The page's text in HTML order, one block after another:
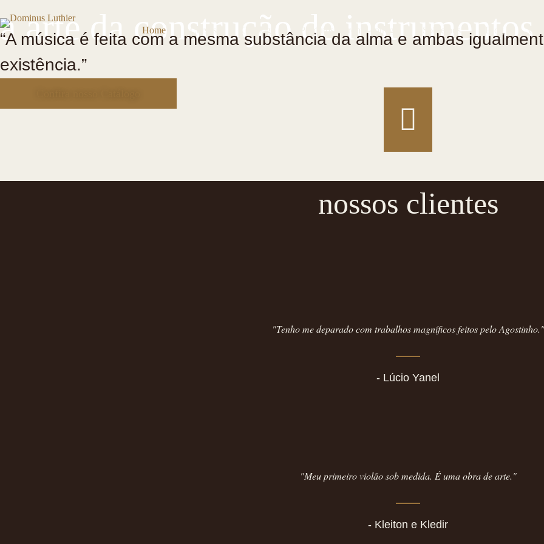
para
o
conteúdo
Home Cursos Catálogo Produtos à pronta-entrega Sobre nós Blog
a arte da construção de instrumentos
“⁠A música é feita com a mesma substância da alma e ambas
existência.”
nossos clientes
"Tenho me deparado com trabalhos magníficos feitos pelo Agostinho."
- Lúcio Yanel
"Meu primeiro violão sob medida. É uma obra de arte."
- Kleiton e Kledir